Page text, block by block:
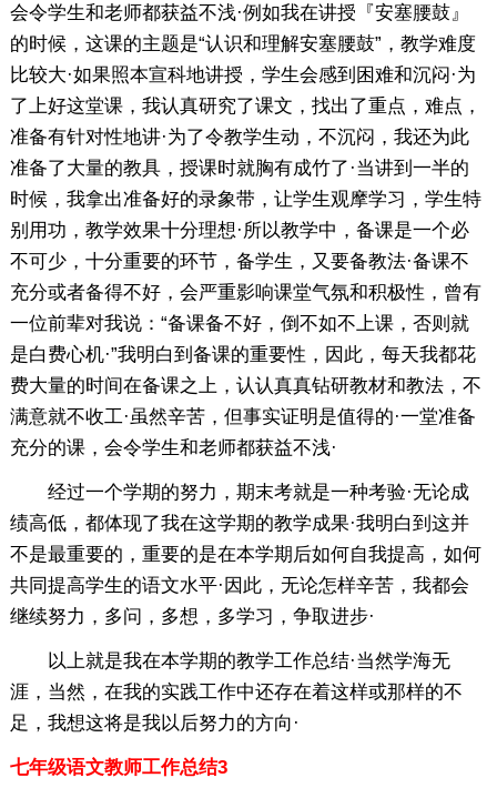
会令学生和老师都获益不浅·例如我在讲授『安塞腰鼓』
的时候，这课的主题是“认识和理解安塞腰鼓”，教学难度
比较大·如果照本宣科地讲授，学生会感到困难和沉闷·为
了上好这堂课，我认真研究了课文，找出了重点，难点，
准备有针对性地讲·为了令教学生动，不沉闷，我还为此
准备了大量的教具，授课时就胸有成竹了·当讲到一半的
时候，我拿出准备好的录象带，让学生观摩学习，学生特
别用功，教学效果十分理想·所以教学中，备课是一个必
不可少，十分重要的环节，备学生，又要备教法·备课不
充分或者备得不好，会严重影响课堂气氛和积极性，曾有
一位前辈对我说：“备课备不好，倒不如不上课，否则就
是白费心机·”我明白到备课的重要性，因此，每天我都花
费大量的时间在备课之上，认认真真钻研教材和教法，不
满意就不收工·虽然辛苦，但事实证明是值得的·一堂准备
充分的课，会令学生和老师都获益不浅·
经过一个学期的努力，期末考就是一种考验·无论成
绩高低，都体现了我在这学期的教学成果·我明白到这并
不是最重要的，重要的是在本学期后如何自我提高，如何
共同提高学生的语文水平·因此，无论怎样辛苦，我都会
继续努力，多问，多想，多学习，争取进步·
以上就是我在本学期的教学工作总结·当然学海无
涯，当然，在我的实践工作中还存在着这样或那样的不
足，我想这将是我以后努力的方向·
七年级语文教师工作总结3